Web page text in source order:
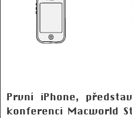
První iPhone,
konferenci Macworld